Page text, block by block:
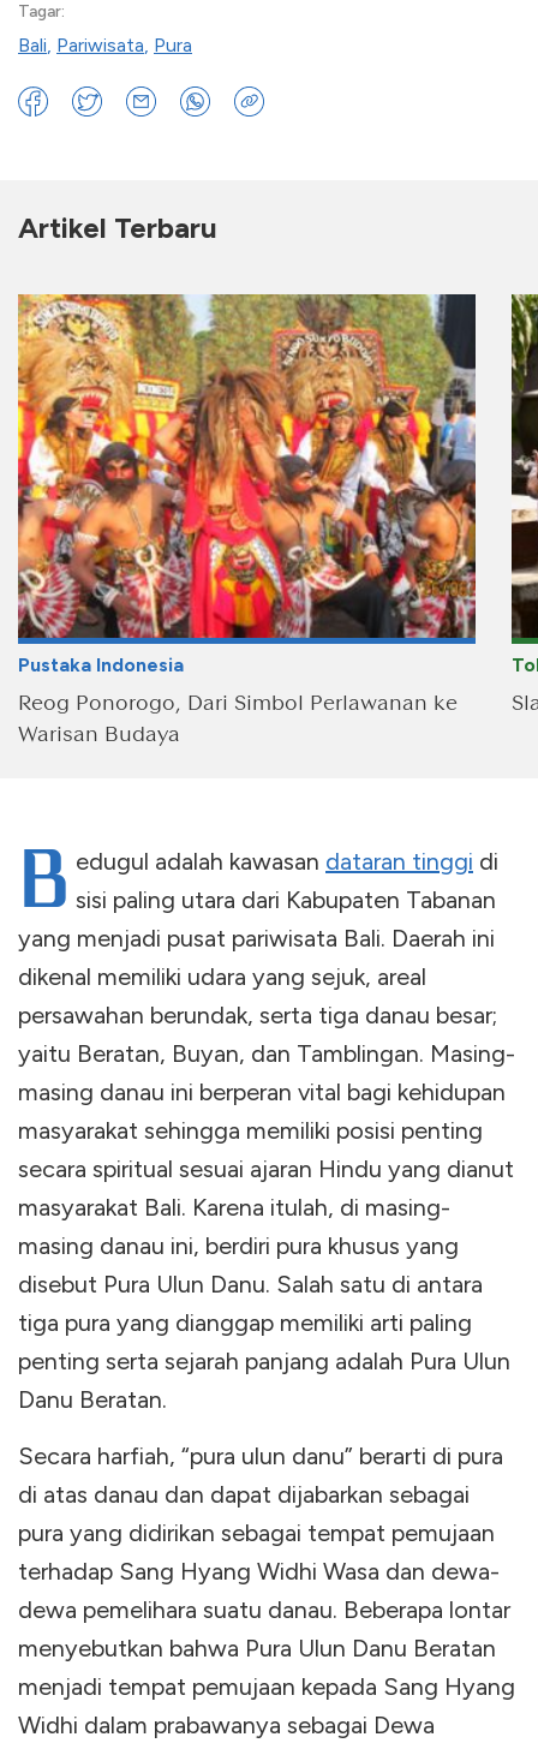
Tagar:
Bali, Pariwisata, Pura
Artikel Terbaru
Pustaka Indonesia
Reog Ponorogo, Dari Simbol Perlawanan ke
Warisan Budaya
B edugul adalah kawasan dataran tinggi di
sisi paling utara dari Kabupaten Tabanan
yang menjadi pusat pariwisata Bali. Daerah ini
dikenal memiliki udara yang sejuk, areal
persawahan berundak, serta tiga danau besar;
yaitu Beratan, Buyan, dan Tamblingan. Masing-
masing danau ini berperan vital bagi kehidupan
masyarakat sehingga memiliki posisi penting
secara spiritual sesuai ajaran Hindu yang dianut
masyarakat Bali. Karena itulah, di masing-
masing danau ini, berdiri pura khusus yang
disebut Pura Ulun Danu. Salah satu di antara
tiga pura yang dianggap memiliki arti paling
penting serta sejarah panjang adalah Pura Ulun
Danu Beratan.
Secara harfiah, “pura ulun danu” berarti di pura
di atas danau dan dapat dijabarkan sebagai
pura yang didirikan sebagai tempat pemujaan
terhadap Sang Hyang Widhi Wasa dan dewa-
dewa pemelihara suatu danau. Beberapa lontar
menyebutkan bahwa Pura Ulun Danu Beratan
menjadi tempat pemujaan kepada Sang Hyang
Widhi dalam prabawanya sebagai Dewa